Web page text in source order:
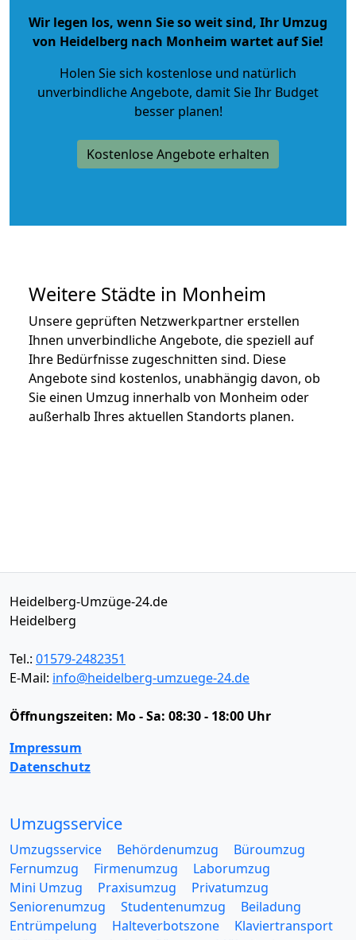
Wir legen los, wenn Sie so weit sind, Ihr Umzug
von Heidelberg nach Monheim wartet auf Sie!
Holen Sie sich kostenlose und natürlich
unverbindliche Angebote, damit Sie Ihr Budget
besser planen!
Kostenlose Angebote erhalten
Weitere Städte in Monheim
Unsere geprüften Netzwerkpartner erstellen
Ihnen unverbindliche Angebote, die speziell auf
Ihre Bedürfnisse zugeschnitten sind. Diese
Angebote sind kostenlos, unabhängig davon, ob
Sie einen Umzug innerhalb von Monheim oder
außerhalb Ihres aktuellen Standorts planen.
Heidelberg-Umzüge-24.de
Heidelberg
Tel.: 01579-2482351
E-Mail: info@heidelberg-umzuege-24.de
Öffnungszeiten: Mo - Sa: 08:30 - 18:00 Uhr
Impressum
Datenschutz
Umzugsservice
Umzugsservice Behördenumzug
Büroumzug
Fernumzug
Firmenumzug
Laborumzug
Mini Umzug
Praxisumzug
Privatumzug
Seniorenumzug
Studentenumzug
Beiladung
Entrümpelung
Halteverbotszone
Klaviertransport